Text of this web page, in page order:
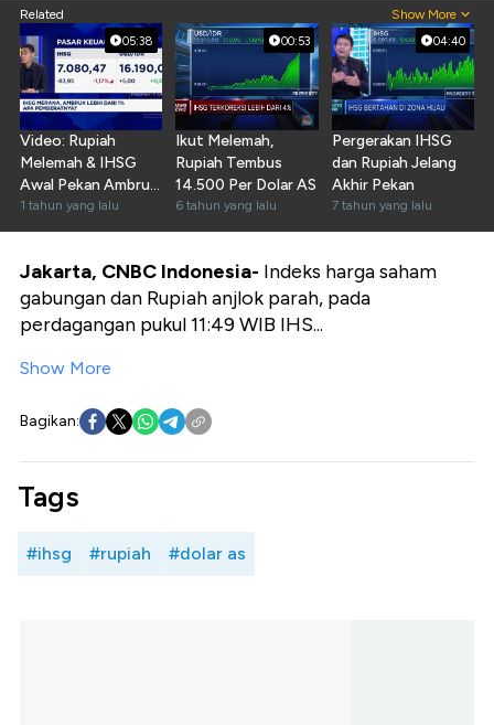
Related Show More
05:38
Video: Rupiah
Melemah & IHSG
Awal Pekan Ambruk
Lebih Dari 1%, Ada
Apa?
1 tahun yang lalu
00:53
Ikut Melemah,
Rupiah Tembus
14.500 Per Dolar AS
6 tahun yang lalu
04:40
Pergerakan IHSG
dan Rupiah Jelang
Akhir Pekan
7 tahun yang lalu
Jakarta, CNBC Indonesia- Indeks harga saham
gabungan dan Rupiah anjlok parah, pada
perdagangan pukul 11:49 WIB IHS...
Show More
Bagikan:
Tags
#ihsg #rupiah #dolar as